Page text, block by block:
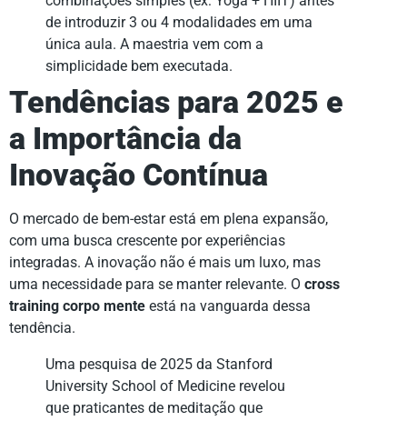
de introduzir 3 ou 4 modalidades em uma
única aula. A maestria vem com a
simplicidade bem executada.
Tendências para 2025 e
a Importância da
Inovação Contínua
O mercado de bem-estar está em plena expansão,
com uma busca crescente por experiências
integradas. A inovação não é mais um luxo, mas
uma necessidade para se manter relevante. O cross
training corpo mente está na vanguarda dessa
tendência.
Uma pesquisa de 2025 da Stanford
University School of Medicine revelou
que praticantes de meditação que